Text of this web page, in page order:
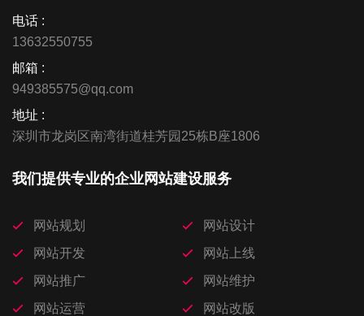
电话 :
13632550755
邮箱 :
949385575@qq.com
地址 :
深圳市龙岗区南湾街道桂芳园25栋B座1806
我们提供专业的企业网站建设服务
网站规划
网站设计
网站开发
网站上线
网站推广
网站维护
网站运营
网站改版